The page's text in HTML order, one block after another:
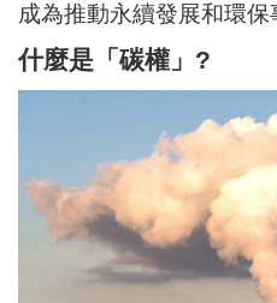
成為推動永續發展和環保
什麼是「碳權」 ?